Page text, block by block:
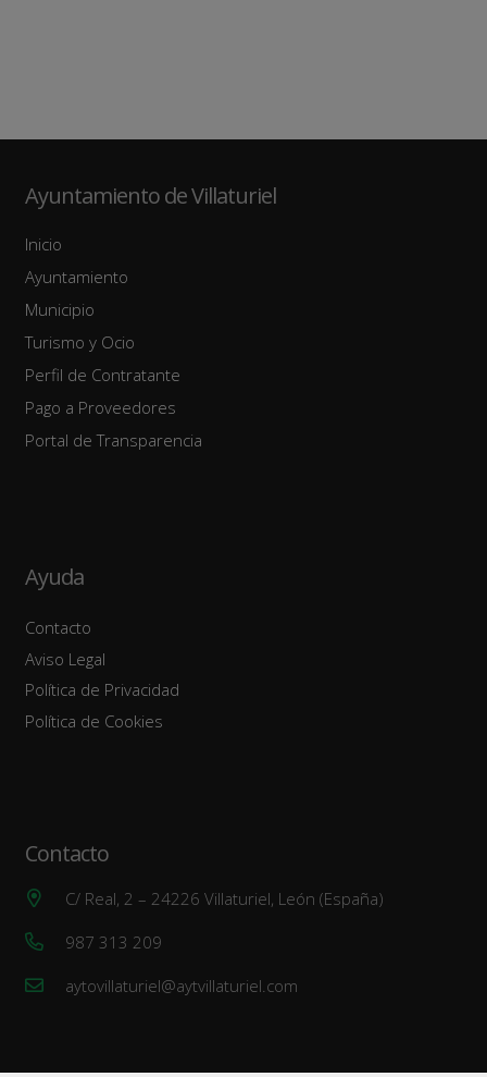
Ayuntamiento de Villaturiel
Inicio
Ayuntamiento
Municipio
Turismo y Ocio
Perfil de Contratante
Pago a Proveedores
Portal de Transparencia
Ayuda
Contacto
Aviso Legal
Política de Privacidad
Política de Cookies
Contacto
C/ Real, 2 – 24226 Villaturiel, León (España)
987 313 209
aytovillaturiel@aytvillaturiel.com